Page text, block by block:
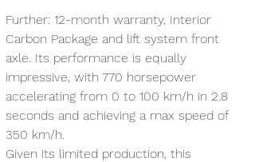
Further: 12-month warranty, Interior
Carbon Package and lift system front
axle. Its performance is equally
impressive, with 770 horsepower
accelerating from 0 to 100 km/h in 2.8
seconds and achieving a max speed of
350 km/h.
Given its limited production, this